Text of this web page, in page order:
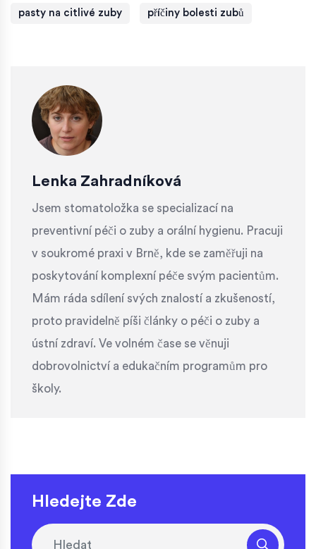
pasty na citlivé zuby příčiny bolesti zubů
Lenka Zahradníková
Jsem stomatoložka se specializací na
preventivní péči o zuby a orální hygienu. Pracuji
v soukromé praxi v Brně, kde se zaměřuji na
poskytování komplexní péče svým pacientům.
Mám ráda sdílení svých znalostí a zkušeností,
proto pravidelně píši články o péči o zuby a
ústní zdraví. Ve volném čase se věnuji
dobrovolnictví a edukačním programům pro
školy.
Hledejte Zde